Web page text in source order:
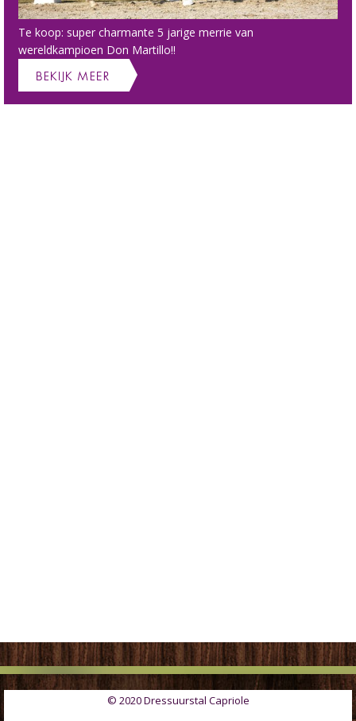
Te koop: super charmante 5 jarige merrie van
wereldkampioen Don Martillo!!
© 2020 Dressuurstal Capriole